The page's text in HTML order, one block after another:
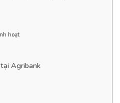
hoạt
Agribank